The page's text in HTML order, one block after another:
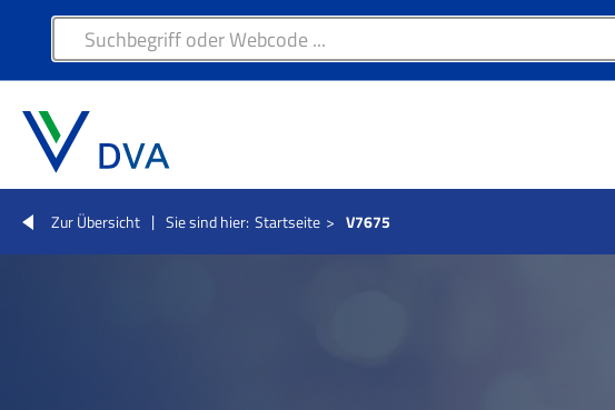
Zur Übersicht Sie sind hier: Startseite > V7675